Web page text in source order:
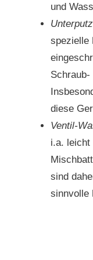
und
spezielle
diese
Ventil-
i.a. leicht
sind
sinnvolle